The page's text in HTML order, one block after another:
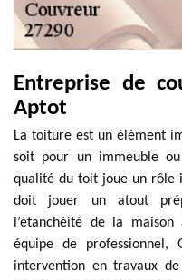
Entreprise de
Aptot
La toiture est un élément
soit pour un immeuble
qualité du toit joue un rôle
doit jouer un atout
l’étanchéité de la
équipe de professionnel,
intervention en travaux